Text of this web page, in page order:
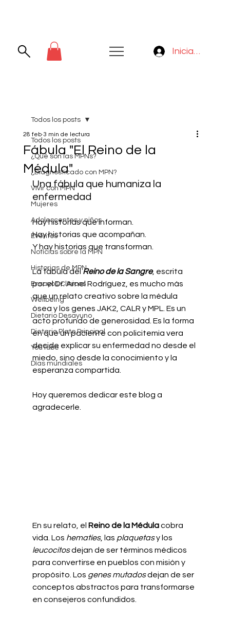
Iniciar sesión
Todos los posts
¿Qué son las MPNs?
¿Diagnosticado con MPN?
Vivir con MPN
Mujeres
Adolescentes y niños
Eventos
Notícias sobre la MPN
Historias de MPN
Ensayos Clínicos
Wellbeing
Dietario Desayuno
Dietario Plato Principal
YouTube
Días mundiales
Todos los posts
Fábula "El Reino de la
Médula"
28 feb 3 min de lectura
Una fábula que humaniza la
enfermedad
Hay historias que informan.
Hay historias que acompañan.
Y hay historias que transforman.
La fábula del Reino de la Sangre, escrita
por el Dr. Arnel Rodríguez, es mucho más
que un relato creativo sobre la médula
ósea y los genes JAK2, CALR y MPL. Es un
acto profundo de generosidad. Es la forma
en que un paciente con policitemia vera
decide explicar su enfermedad no desde el
miedo, sino desde la conocimiento y la
esperanza compartida.
Hoy queremos dedicar este blog a
agradecerle.
En su relato, el Reino de la Médula cobra
vida. Los hematíes, las plaquetas y los
leucocitos dejan de ser términos médicos
para convertirse en pueblos con misión y
propósito. Los genes mutados dejan de ser
conceptos abstractos para transformarse
en consejeros confundidos.